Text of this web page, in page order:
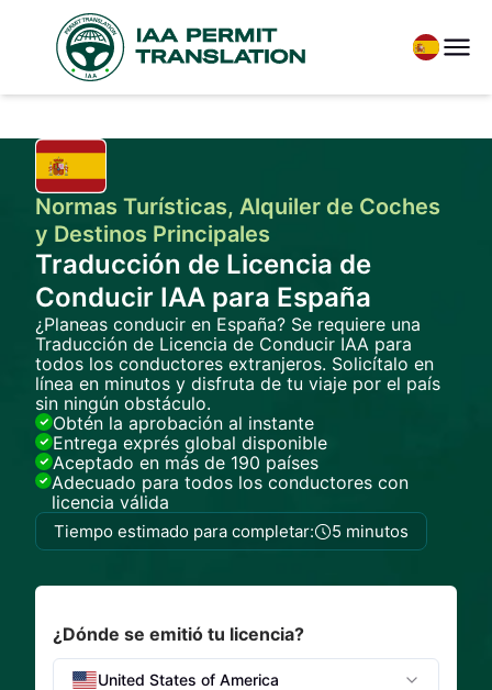
Normas Turísticas, Alquiler de Coches
y Destinos Principales
Traducción de Licencia de
Conducir IAA para España
¿Planeas conducir en España? Se requiere una
Traducción de Licencia de Conducir IAA para
todos los conductores extranjeros. Solicítalo en
línea en minutos y disfruta de tu viaje por el país
sin ningún obstáculo.
Obtén la aprobación al instante
Entrega exprés global disponible
Aceptado en más de 190 países
Adecuado para todos los conductores con
licencia válida
Tiempo estimado para completar: 5 minutos
¿Dónde se emitió tu licencia?
United States of America